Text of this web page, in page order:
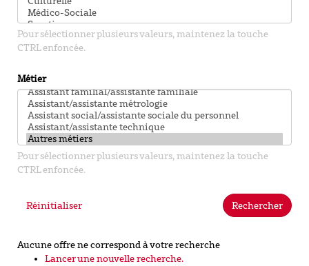
Pour sélectionner plusieurs valeurs, maintenez la touche
CTRL enfoncée.
Métier
Pour sélectionner plusieurs valeurs, maintenez la touche
CTRL enfoncée.
Rechercher
Réinitialiser
Aucune offre ne correspond à votre recherche
Lancer une nouvelle recherche.